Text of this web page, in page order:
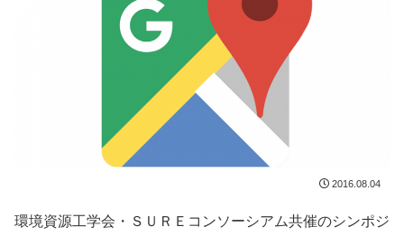
2016.08.04
環境資源工学会・ＳＵＲＥコンソーシアム共催のシンポジ